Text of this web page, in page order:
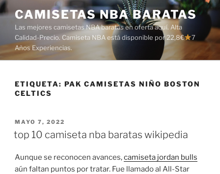
Saltar
al
contenido
CAMISETAS NBA BARATAS
Las mejores camisetas NBA baratas en oferta aquí. Alta
Calidad-Precio. Camiseta NBA está disponible por 22,8€
7
Años Experiencias.
ETIQUETA: PAK CAMISETAS NIÑO BOSTON
CELTICS
PUBLICADO
EL
MAYO 7, 2022
top 10 camiseta nba baratas wikipedia
Aunque se reconocen avances,camiseta jordan bulls
aún faltan puntos por tratar. Fue llamado al All-Star